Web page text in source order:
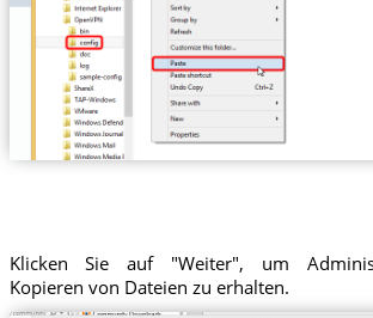
Klicken Sie auf "Weiter", um
Kopieren von Dateien zu erhalten.